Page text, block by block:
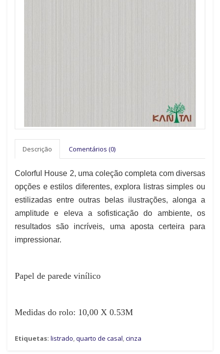
Descrição Comentários (0)
Colorful House 2, uma coleção completa com diversas
opções e estilos diferentes, explora listras simples ou
estilizadas entre outras belas ilustrações, alonga a
amplitude e eleva a sofisticação do ambiente, os
resultados são incríveis, uma aposta certeira para
impressionar.
Papel de parede vinílico
Medidas do rolo: 10,00 X 0.53M
Etiquetas: listrado,quarto de casal,cinza